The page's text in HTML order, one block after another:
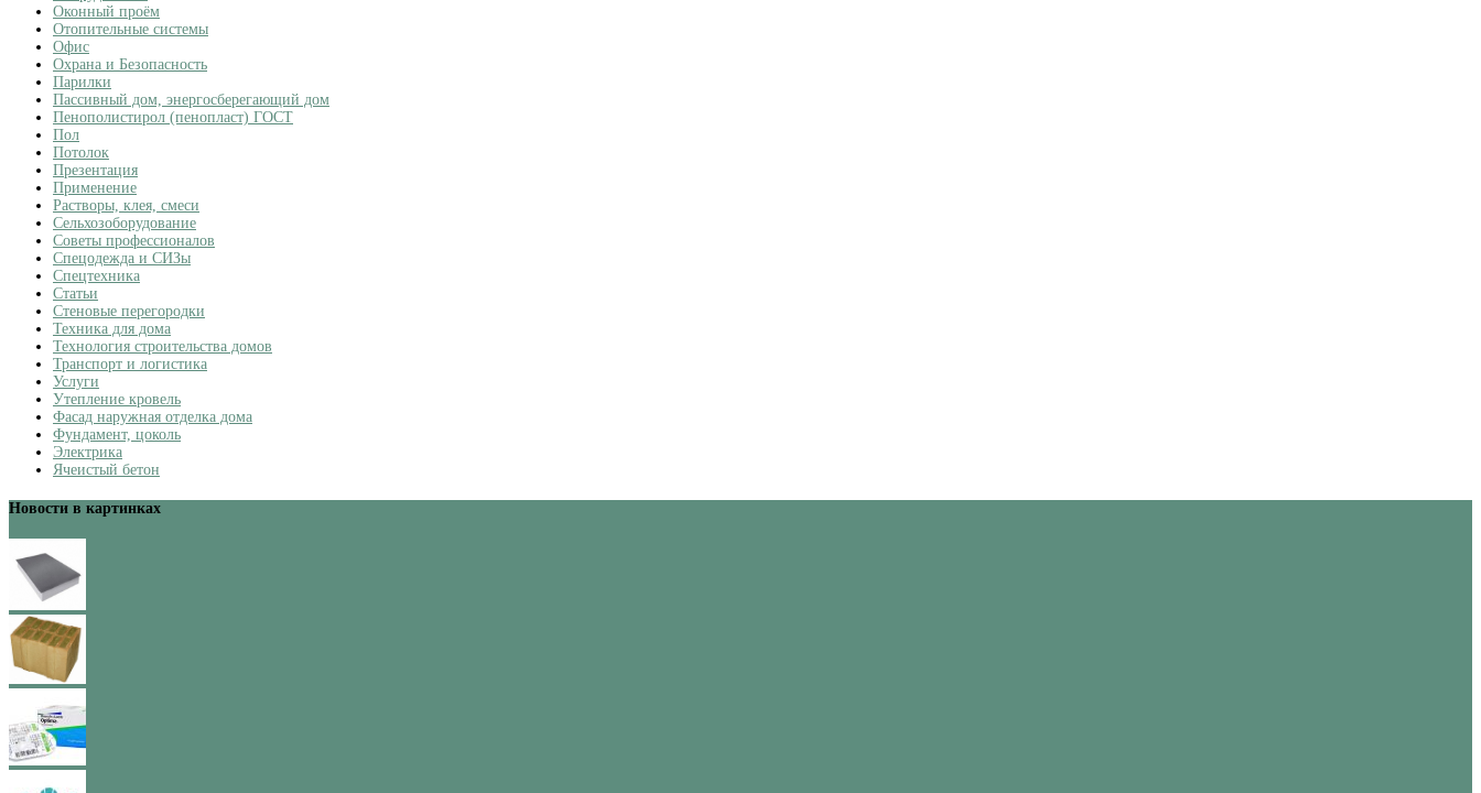
Оконный проём
Отопительные системы
Офис
Охрана и Безопасность
Парилки
Пассивный дом, энергосберегающий дом
Пенополистирол (пенопласт) ГОСТ
Пол
Потолок
Презентация
Применение
Растворы, клея, смеси
Сельхозоборудование
Советы профессионалов
Спецодежда и СИЗы
Спецтехника
Статьи
Стеновые перегородки
Техника для дома
Технология строительства домов
Транспорт и логистика
Услуги
Утепление кровель
Фасад наружная отделка дома
Фундамент, цоколь
Электрика
Ячеистый бетон
Новости в картинках